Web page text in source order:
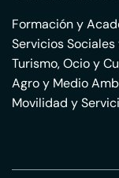
Formación y
Servicios
Turismo, Ocio y
Agro y Medio
Movilidad y